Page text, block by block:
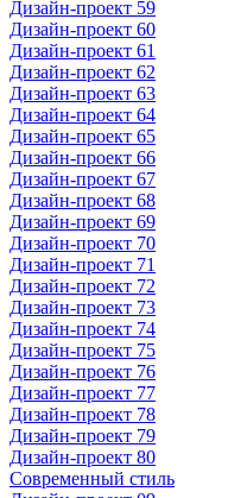
Дизайн-проект 59
Дизайн-проект 60
Дизайн-проект 61
Дизайн-проект 62
Дизайн-проект 63
Дизайн-проект 64
Дизайн-проект 65
Дизайн-проект 66
Дизайн-проект 67
Дизайн-проект 68
Дизайн-проект 69
Дизайн-проект 70
Дизайн-проект 71
Дизайн-проект 72
Дизайн-проект 73
Дизайн-проект 74
Дизайн-проект 75
Дизайн-проект 76
Дизайн-проект 77
Дизайн-проект 78
Дизайн-проект 79
Дизайн-проект 80
Современный стиль